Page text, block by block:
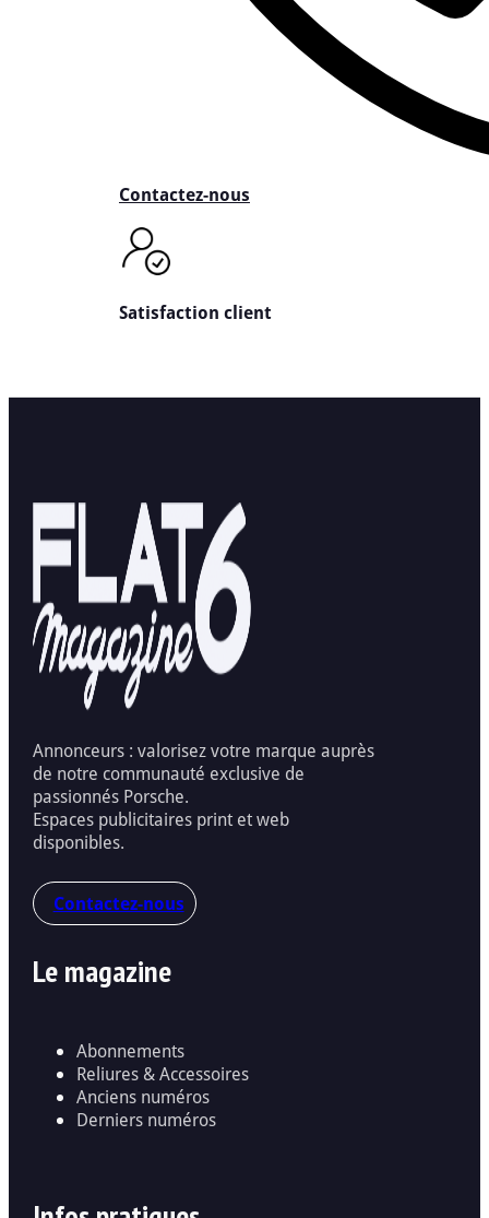
Contactez-nous
Satisfaction client
Annonceurs : valorisez votre marque auprès
de notre communauté exclusive de
passionnés Porsche.
Espaces publicitaires print et web
disponibles.
Contactez-nous
Le magazine
Abonnements
Reliures & Accessoires
Anciens numéros
Derniers numéros